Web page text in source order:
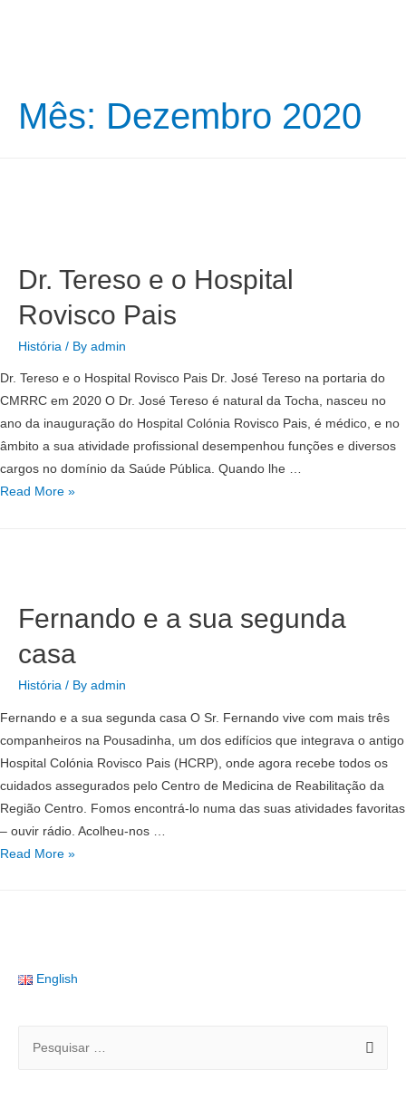
Mês: Dezembro 2020
Dr. Tereso e o Hospital
Rovisco Pais
História / By admin
Dr. Tereso e o Hospital Rovisco Pais Dr. José Tereso na portaria do
CMRRC em 2020 O Dr. José Tereso é natural da Tocha, nasceu no
ano da inauguração do Hospital Colónia Rovisco Pais, é médico, e no
âmbito a sua atividade profissional desempenhou funções e diversos
cargos no domínio da Saúde Pública. Quando lhe …
Read More »
Fernando e a sua segunda
casa
História / By admin
Fernando e a sua segunda casa O Sr. Fernando vive com mais três
companheiros na Pousadinha, um dos edifícios que integrava o antigo
Hospital Colónia Rovisco Pais (HCRP), onde agora recebe todos os
cuidados assegurados pelo Centro de Medicina de Reabilitação da
Região Centro. Fomos encontrá-lo numa das suas atividades favoritas
– ouvir rádio. Acolheu-nos …
Read More »
English